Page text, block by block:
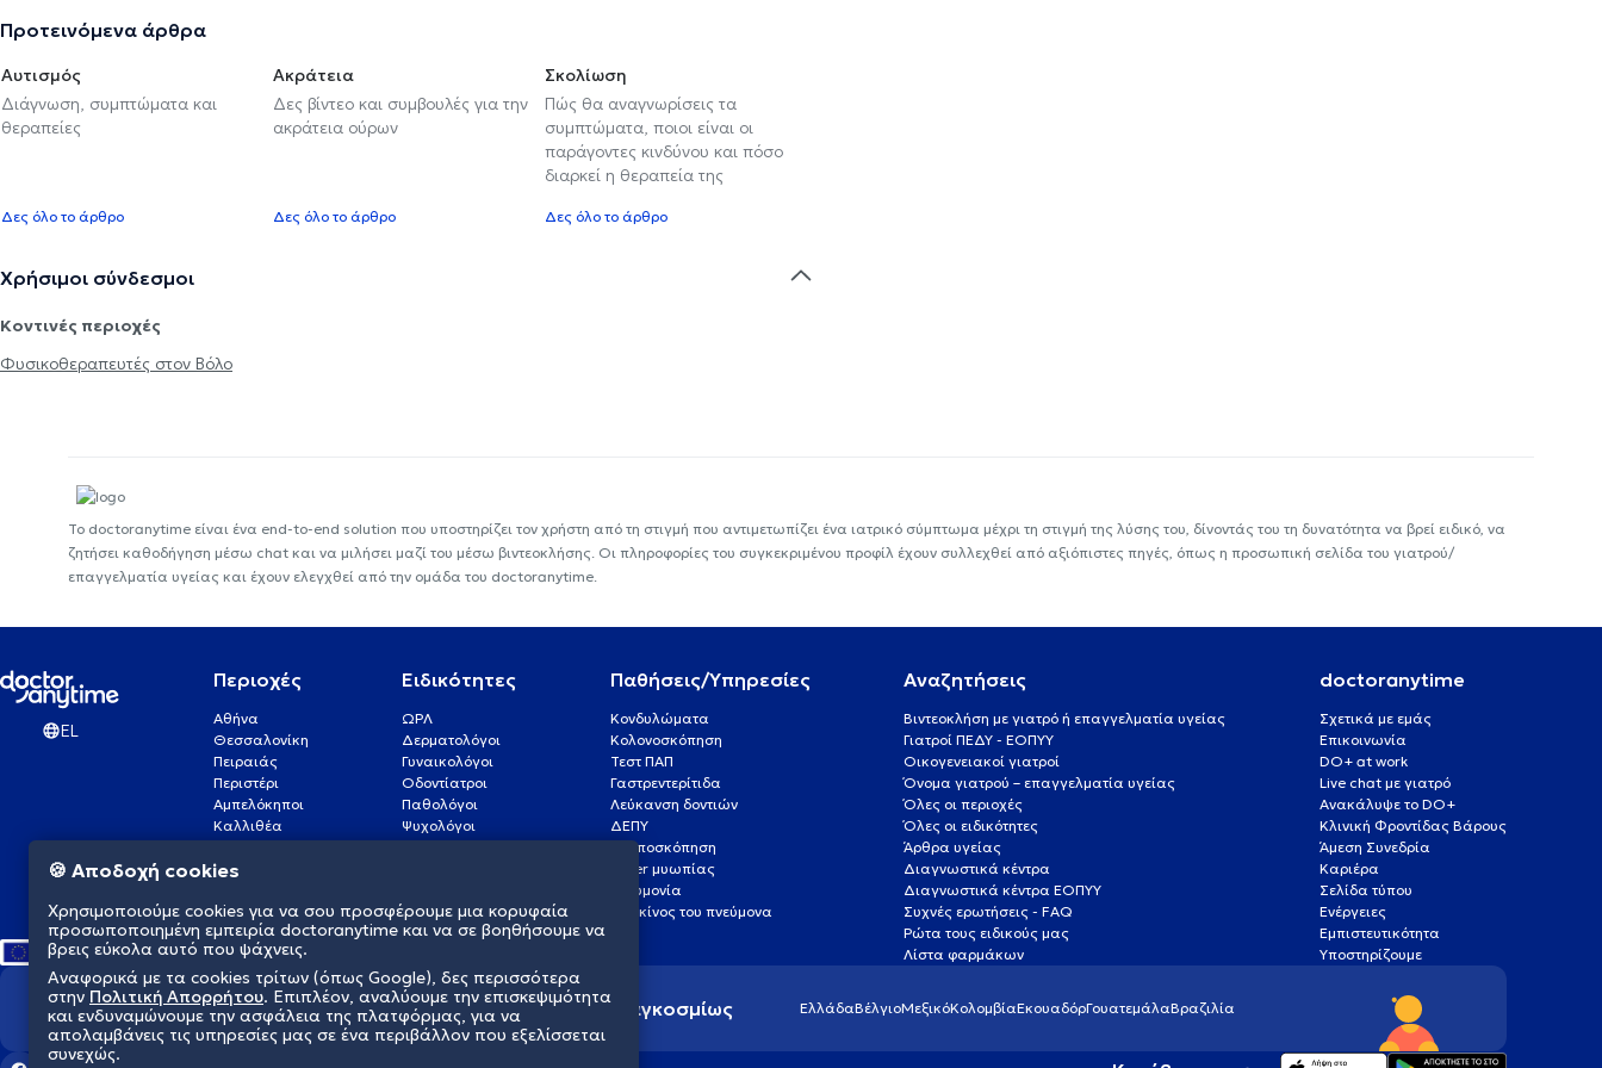
Προτεινόμενα άρθρα
Αυτισμός
Διάγνωση, συμπτώματα και
θεραπείες
Δες όλο το άρθρο
Ακράτεια
Δες βίντεο και συμβουλές για την
ακράτεια ούρων
Δες όλο το άρθρο
Σκολίωση
Πώς θα αναγνωρίσεις τα
συμπτώματα, ποιοι είναι οι
παράγοντες κινδύνου και πόσο
διαρκεί η θεραπεία της
Δες όλο το άρθρο
Χρήσιμοι σύνδεσμοι
Κοντινές περιοχές
Φυσικοθεραπευτές στον Βόλο
Το doctoranytime είναι ένα end-to-end solution που υποστηρίζει τον χρήστη από τη στιγμή που αντιμετωπίζει ένα ιατρικό σύμπτωμα μέχρι τη στιγμή της λύσης του, δίνοντάς του τη δυνατότητα να βρεί ειδικό, να
ζητήσει καθοδήγηση μέσω chat και να μιλήσει μαζί του μέσω βιντεοκλήσης. Οι πληροφορίες του συγκεκριμένου προφίλ έχουν συλλεχθεί από αξιόπιστες πηγές, όπως η προσωπική σελίδα του γιατρού/
επαγγελματία υγείας και έχουν ελεγχθεί από την ομάδα του doctoranytime.
EL
Περιοχές
Αθήνα
Θεσσαλονίκη
Πειραιάς
Περιστέρι
Αμπελόκηποι
Καλλιθέα
Γλυφάδα
Νέα Σμύρνη
Ειδικότητες
ΩΡΛ
Δερματολόγοι
Γυναικολόγοι
Οδοντίατροι
Παθολόγοι
Ψυχολόγοι
Καρδιολόγοι
Παθήσεις/Υπηρεσίες
Κονδυλώματα
Κολονοσκόπηση
Τεστ ΠΑΠ
Γαστρεντερίτιδα
Λεύκανση δοντιών
ΔΕΠΥ
Κολποσκόπηση
Laser μυωπίας
Πνευμονία
Καρκίνος του πνεύμονα
Αναζητήσεις
Βιντεοκλήση με γιατρό ή επαγγελματία υγείας
Γιατροί ΠΕΔΥ - ΕΟΠΥΥ
Οικογενειακοί γιατροί
Όνομα γιατρού – επαγγελματία υγείας
Όλες οι περιοχές
Όλες οι ειδικότητες
Άρθρα υγείας
Διαγνωστικά κέντρα
Διαγνωστικά κέντρα ΕΟΠΥΥ
Συχνές ερωτήσεις - FAQ
Ρώτα τους ειδικούς μας
Λίστα φαρμάκων
doctoranytime
Σχετικά με εμάς
Επικοινωνία
DO+ at work
Live chat με γιατρό
Ανακάλυψε το DO+
Κλινική Φροντίδας Βάρους
Άμεση Συνεδρία
Καριέρα
Σελίδα τύπου
Ενέργειες
Εμπιστευτικότητα
Υποστηρίζουμε
Διαμορφώνουμε το μέλλον της υγείας παγκοσμίως ΕλλάδαΒέλγιοΜεξικόΚολομβίαΕκουαδόρΓουατεμάλαΒραζιλία
🍪 Αποδοχή cookies
Χρησιμοποιούμε cookies για να σου προσφέρουμε μια κορυφαία
προσωποποιημένη εμπειρία doctoranytime και να σε βοηθήσουμε να
βρεις εύκολα αυτό που ψάχνεις.
Αναφορικά με τα cookies τρίτων (όπως Google), δες περισσότερα
στην Πολιτική Απορρήτου. Επιπλέον, αναλύουμε την επισκεψιμότητα
και ενδυναμώνουμε την ασφάλεια της πλατφόρμας, για να
απολαμβάνεις τις υπηρεσίες μας σε ένα περιβάλλον που εξελίσσεται
συνεχώς.